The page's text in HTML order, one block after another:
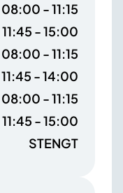
08:00 - 11:15
11:45 - 15:00
08:00 - 11:15
11:45 - 14:00
08:00 - 11:15
11:45 - 15:00
STENGT